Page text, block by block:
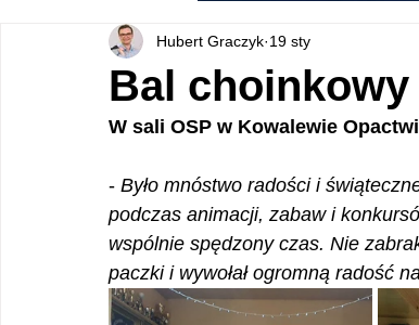
Bal
Hubert Graczyk 19 sty
W sali OSP w Kowalewie
- Było mnóstwo radości i
podczas animacji, zabaw i
wspólnie spędzony czas. Nie
paczki i wywołał ogromną radość